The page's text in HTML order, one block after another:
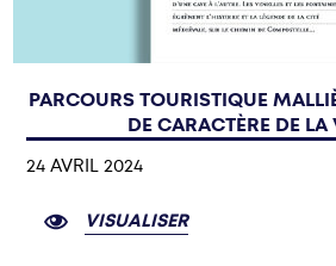
PARCOURS TOURISTIQUE
DE CARACTÈRE DE LA
24 AVRIL 2024
VISUALISER